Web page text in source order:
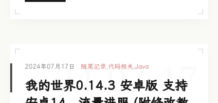
24-07-17
2024年07月17日 随笔记录,代码相关 ,Java
我的世界0.14.3 安卓版 支持